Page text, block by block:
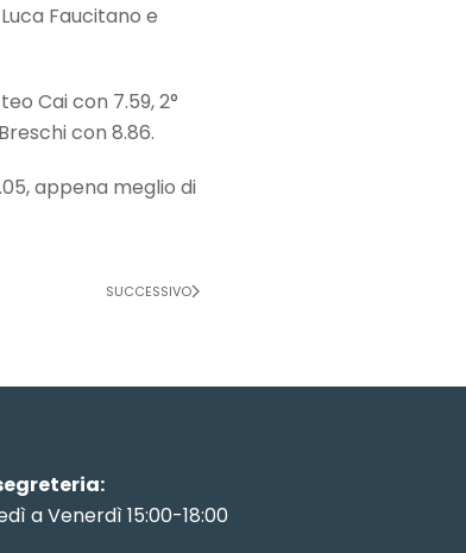
Faucitano e
Cai con 7.59, 2°
con 8.86.
appena meglio di
SUCCESSIVO
a Venerdì 15:00-18:00